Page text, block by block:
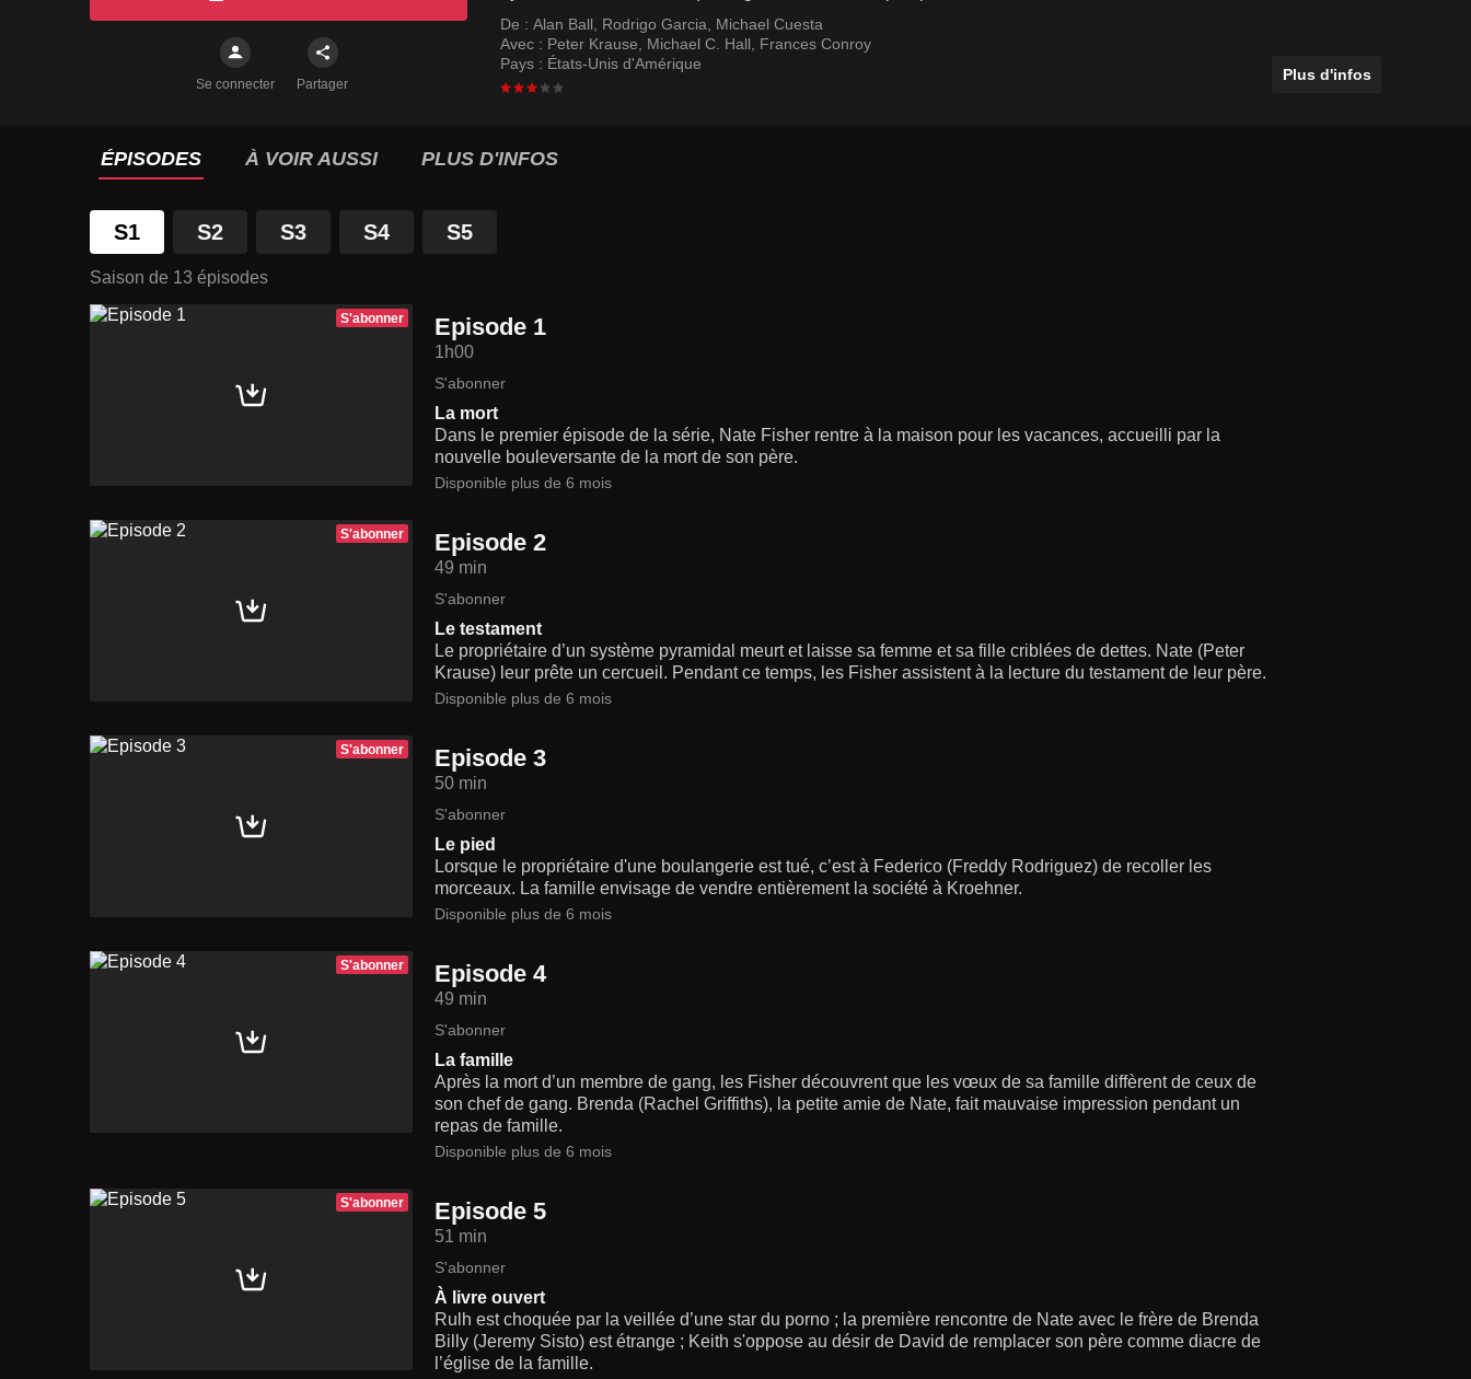
Se connecter Partager
De : Alan Ball Rodrigo Garcia
Michael Cuesta
Avec : Peter Krause Michael C. Hall
Frances Conroy
Pays : États-Unis d'Amérique
Plus d'infos
ÉPISODES À VOIR AUSSI PLUS D'INFOS
S1 S2 S3 S4 S5
Saison de 13 épisodes
S'abonner Episode 1
1h00
S'abonner
La mort
Dans le premier épisode de la série, Nate Fisher rentre à la maison pour les vacances, accueilli par la
nouvelle bouleversante de la mort de son père.
Disponible plus de 6 mois
S'abonner Episode 2
49 min
S'abonner
Le testament
Le propriétaire d’un système pyramidal meurt et laisse sa femme et sa fille criblées de dettes. Nate (Peter
Krause) leur prête un cercueil. Pendant ce temps, les Fisher assistent à la lecture du testament de leur père.
Disponible plus de 6 mois
S'abonner Episode 3
50 min
S'abonner
Le pied
Lorsque le propriétaire d'une boulangerie est tué, c’est à Federico (Freddy Rodriguez) de recoller les
morceaux. La famille envisage de vendre entièrement la société à Kroehner.
Disponible plus de 6 mois
S'abonner Episode 4
49 min
S'abonner
La famille
Après la mort d’un membre de gang, les Fisher découvrent que les vœux de sa famille diffèrent de ceux de
son chef de gang. Brenda (Rachel Griffiths), la petite amie de Nate, fait mauvaise impression pendant un
repas de famille.
Disponible plus de 6 mois
S'abonner Episode 5
51 min
S'abonner
À livre ouvert
Rulh est choquée par la veillée d’une star du porno ; la première rencontre de Nate avec le frère de Brenda
Billy (Jeremy Sisto) est étrange ; Keith s'oppose au désir de David de remplacer son père comme diacre de
l’église de la famille.